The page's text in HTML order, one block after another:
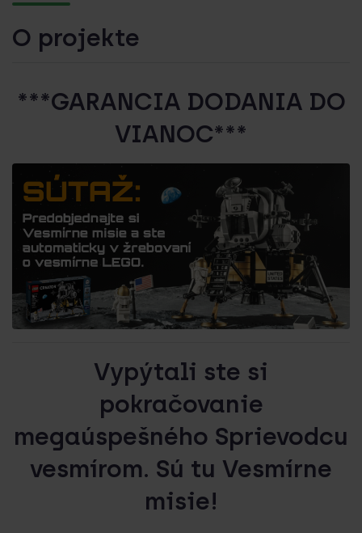
O projekte
***GARANCIA DODANIA DO
VIANOC***
Vypýtali ste si
pokračovanie
megaúspešného Sprievodcu
vesmírom. Sú tu Vesmírne
misie!